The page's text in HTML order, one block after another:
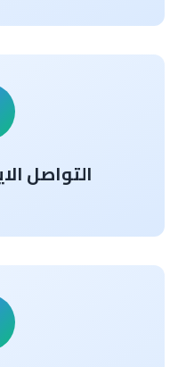
التواصل